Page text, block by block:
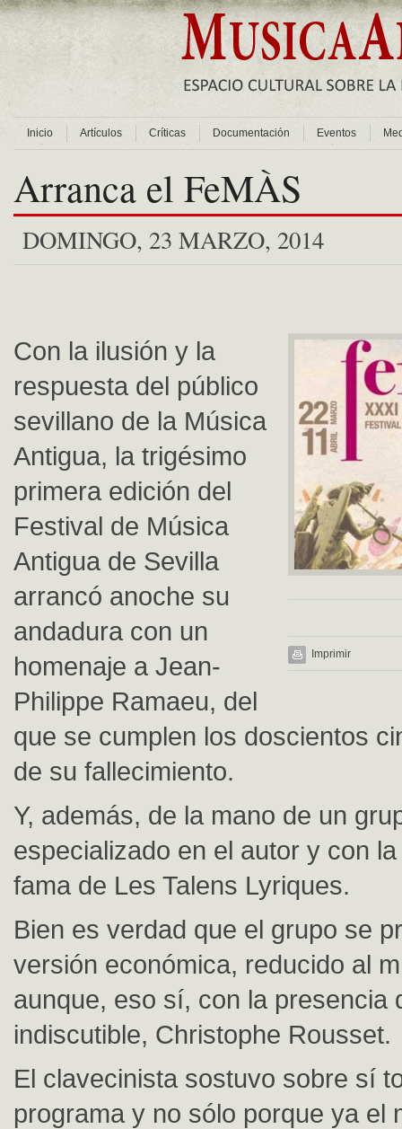
Inicio Artículos Críticas Documentación Eventos
Arranca el FeMÀS
DOMINGO, 23 MARZO, 2014
Imprimir
Con la ilusión y la
respuesta del público
sevillano de la Música
Antigua, la trigésimo
primera edición del
Festival de Música
Antigua de Sevilla
arrancó anoche su
andadura con un
homenaje a Jean-
Philippe Ramaeu, del
que se cumplen los doscientos
de su fallecimiento.
Y, además, de la mano de un
especializado en el autor y con
fama de Les Talens Lyriques.
Bien es verdad que el grupo se
versión económica, reducido al
aunque, eso sí, con la presencia
indiscutible, Christophe Rousset.
El clavecinista sostuvo sobre sí
programa y no sólo porque ya el